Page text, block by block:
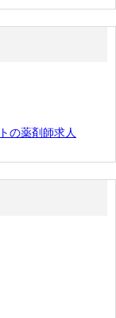
の薬剤師求人